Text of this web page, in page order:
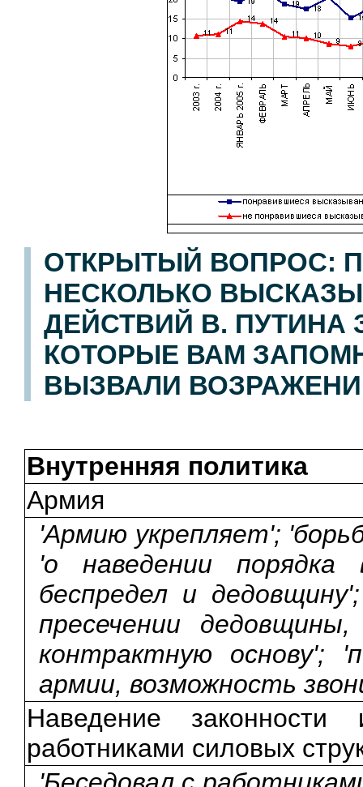
ОТКРЫТЫЙ ВОПРОС:
НЕСКОЛЬКО
ДЕЙСТВИЙ В.
КОТОРЫЕ ВАМ
ВЫЗВАЛИ
Внутренняя политика
Армия
'Армию укрепляет';
'о наведении
беспредел и
пресечении
контрактную основу';
армии, возможность
Наведение
работниками силовых